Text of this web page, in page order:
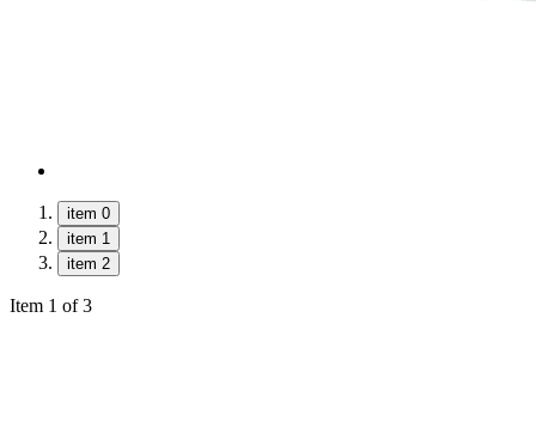
item 0
item 1
item 2
Item 1 of 3